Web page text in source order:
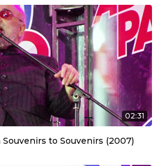
02:31
Souvenirs to Souvenirs (2007)